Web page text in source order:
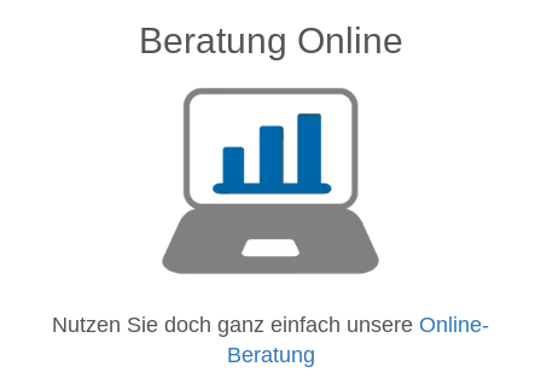
Beratung Online
Nutzen Sie doch ganz einfach unsere Online-
Beratung